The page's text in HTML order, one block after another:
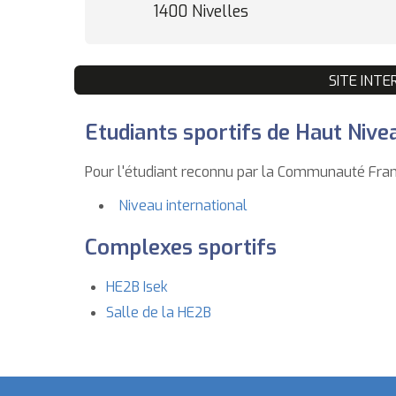
1400 Nivelles
SITE
Etudiants sportifs de Haut
Pour l'étudiant reconnu par la Communauté
Niveau international
Complexes sportifs
HE2B Isek
Salle de la HE2B